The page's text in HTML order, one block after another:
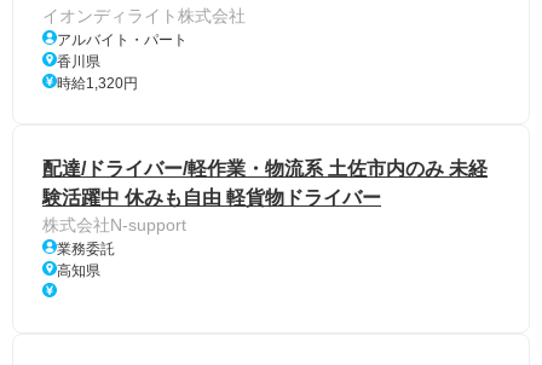
イオンディライト株式会社
アルバイト・パート
香川県
時給1,320円
配達/ドライバー/軽作業・物流系 土佐市内のみ 未経
験活躍中 休みも自由 軽貨物ドライバー
株式会社N-support
業務委託
高知県